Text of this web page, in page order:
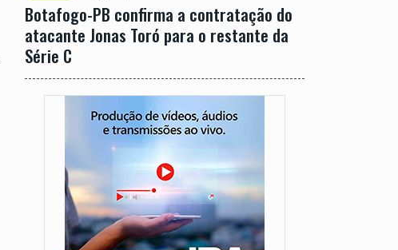
Botafogo-PB confirma a contratação do
atacante Jonas Toró para o restante da
Série C